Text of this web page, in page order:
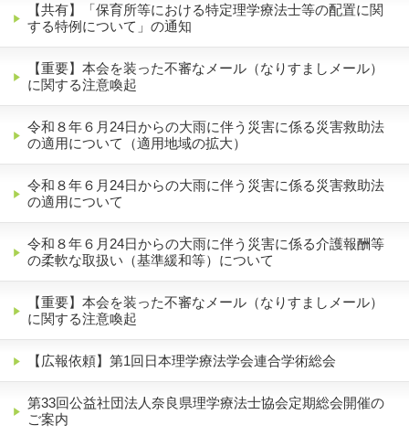
【共有】「保育所等における特定理学療法士等の配置に関
する特例について」の通知
【重要】本会を装った不審なメール（なりすましメール）
に関する注意喚起
令和８年６月24日からの大雨に伴う災害に係る災害救助法
の適用について（適用地域の拡大）
令和８年６月24日からの大雨に伴う災害に係る災害救助法
の適用について
令和８年６月24日からの大雨に伴う災害に係る介護報酬等
の柔軟な取扱い（基準緩和等）について
【重要】本会を装った不審なメール（なりすましメール）
に関する注意喚起
【広報依頼】第1回日本理学療法学会連合学術総会
第33回公益社団法人奈良県理学療法士協会定期総会開催の
ご案内